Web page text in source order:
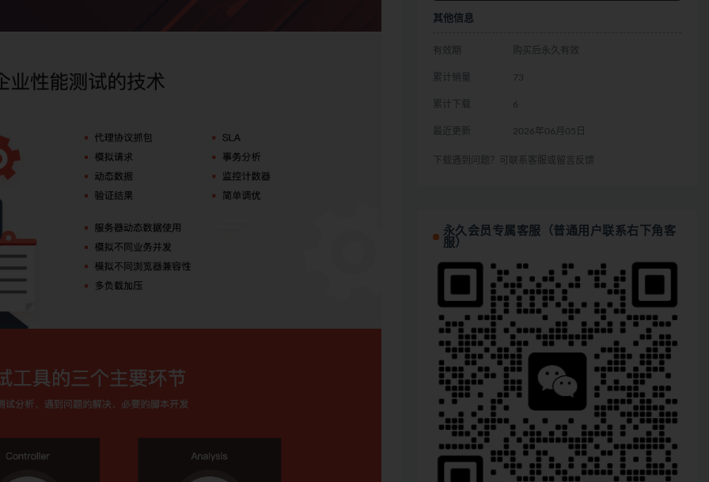
其他信息
有效期 购买后永久有效
累计销量 73
累计下载 6
最近更新 2026年06月05日
下载遇到问题？可联系客服或留言反馈
永久会员专属客服（普通用户联系右下角客
服）